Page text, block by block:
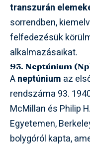
transzurán
sorrendben,
felfedezésük
alkalmazásaikat.
93. Neptúnium
Aneptúnium az
rendszáma 93.
McMillan és Philip
Egyetemen,
bolygóról kapta,